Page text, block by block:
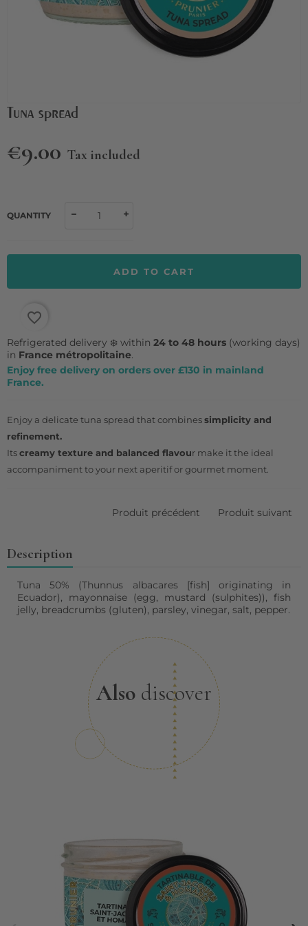
Tuna spread
€9.00 Tax included
QUANTITY
ADD TO CART
favorite_border
Refrigerated delivery ❄️ within 24 to 48 hours (working days)
in France métropolitaine.
Enjoy free delivery on orders over £130 in mainland
France.
Enjoy a delicate tuna spread that combinessimplicity and
refinement.
Itscreamy texture and balanced flavour make it the ideal
accompaniment to your next aperitif or gourmet moment.
Produit précédent Produit suivant
Description
Tuna 50% (Thunnus albacares [fish] originating in
Ecuador), mayonnaise (egg, mustard (sulphites)), fish
jelly, breadcrumbs (gluten), parsley, vinegar, salt, pepper.
Also discover